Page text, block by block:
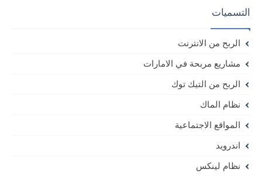
التسميات
الربح من الانترنت
مشاريع مربحة في الامارات
الربح من التيك توك
نظام الماك
المواقع الاجتماعية
اندرويد
نظام لينكس